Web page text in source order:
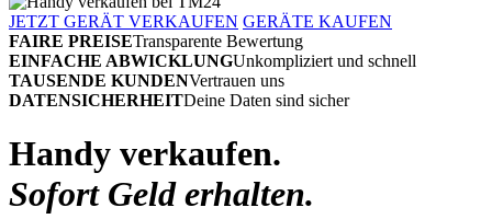
JETZT GERÄT VERKAUFEN GERÄTE KAUFEN
FAIRE PREISETransparente Bewertung
EINFACHE ABWICKLUNGUnkompliziert und schnell
TAUSENDE KUNDENVertrauen uns
DATENSICHERHEITDeine Daten sind sicher
Handy verkaufen.
Sofort Geld erhalten.